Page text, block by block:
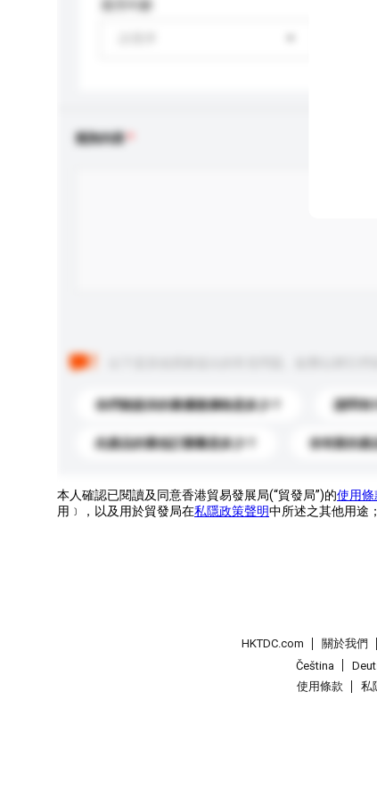
查詢內容
你們能提供的最優惠價格是多少？ 請問有
此產品的最低訂購量是多少？ 你有新的產
本人確認已閱讀及同意香港貿易發展局(“貿發局”)的使用條
用﹞，以及用於貿發局在私隱政策聲明中所述之其他用途
HKTDC.com 關於我們
Čeština
使用條款
私